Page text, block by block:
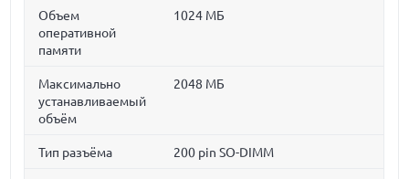
Объем
оперативной
памяти
1024 МБ
Максимально
устанавливаемый
объём
2048 МБ
Тип разъёма 200 pin SO-DIMM